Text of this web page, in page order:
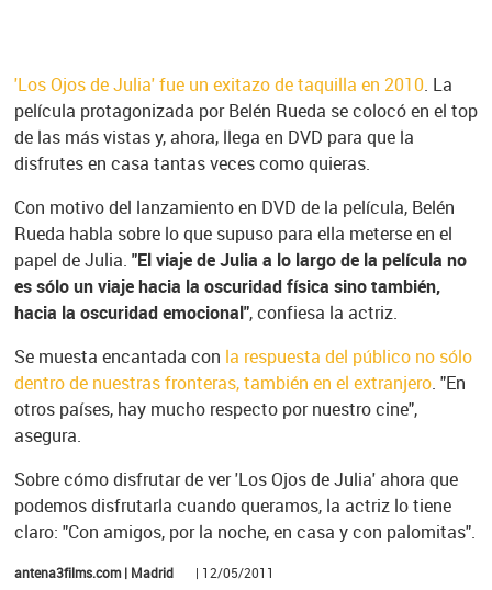
'Los Ojos de Julia' fue un exitazo de taquilla en 2010. La
película protagonizada por Belén Rueda se colocó en el top
de las más vistas y, ahora, llega en DVD para que la
disfrutes en casa tantas veces como quieras.
Con motivo del lanzamiento en DVD de la película, Belén
Rueda habla sobre lo que supuso para ella meterse en el
papel de Julia. "El viaje de Julia a lo largo de la película no
es sólo un viaje hacia la oscuridad física sino también,
hacia la oscuridad emocional", confiesa la actriz.
Se muesta encantada con la respuesta del público no sólo
dentro de nuestras fronteras, también en el extranjero. "En
otros países, hay mucho respecto por nuestro cine",
asegura.
Sobre cómo disfrutar de ver 'Los Ojos de Julia' ahora que
podemos disfrutarla cuando queramos, la actriz lo tiene
claro: "Con amigos, por la noche, en casa y con palomitas".
antena3films.com | Madrid | 12/05/2011